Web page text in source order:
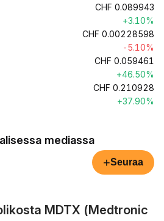
CHF 0.089943
+3.10%
CHF 0.00228598
-5.10%
CHF 0.059461
+46.50%
CHF 0.210928
+37.90%
mediassa
+Seuraa
MDTX (Medtronic